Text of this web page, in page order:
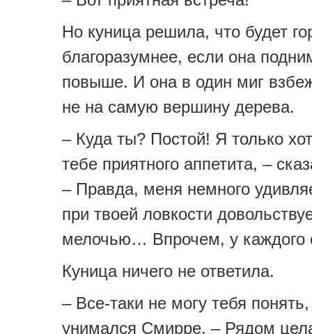
Но куница решила, что будет
благоразумнее, если она
повыше. И она в один миг
не на самую вершину дерева.
– Куда ты? Постой! Я только
тебе приятного аппетита, –
– Правда, меня немного
при твоей ловкости
мелочью… Впрочем, у каждого
Куница ничего не ответила.
– Все-таки не могу тебя
унимался Смирре. – Рядом